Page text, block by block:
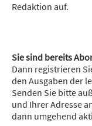
Redaktion auf.
Sie sind bereits
Dann registrieren
den Ausgaben der
Senden Sie bitte
und Ihrer Adresse
dann umgehend